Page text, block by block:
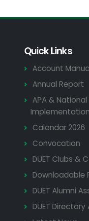
Quick Links
Account
Annual Report
APA &
Implementation
Calendar 2026
Convocation
DUET Clubs &
Downloadable
DUET Alumni
DUET Directory